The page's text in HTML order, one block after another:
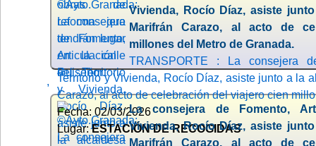
Vivienda, Rocío Díaz, asiste
Marifrán Carazo, al acto de
millones del Metro de Granada.
TRANSPORTE : La consejera
Territorio y Vivienda, Rocío Díaz, asiste junto a la
Carazo, al acto de celebración del viajero cien
Fecha: 02/03/2026
Lugar:ESTACIÓN DE RECOGIDAS
,
La consejera de Fomento,
Vivienda, Rocío Díaz, asiste
Marifrán Carazo, al acto de